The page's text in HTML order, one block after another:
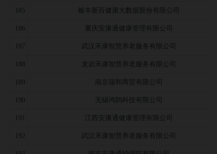
185 银丰新百健康大数据股份有限公司
186 重庆安康通健康管理有限公司
187 武汉禾康智慧养老服务有限公司
188 龙岩禾康智慧养老服务有限公司
189 南京瑞和商贸有限公司
190 无锡鸿鹄科技有限公司
191 江西安康通健康管理有限公司
192 武汉禾康智慧养老服务有限公司